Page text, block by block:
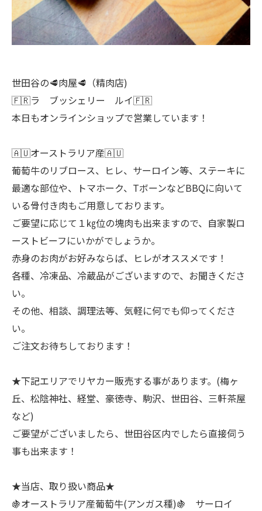
世田谷の🥩肉屋🥩（精肉店)
🇫🇷ラ ブッシェリー ルイ🇫🇷
本日もオンラインショップで営業しています！
🇦🇺オーストラリア産🇦🇺
葡萄牛のリブロース、ヒレ、サーロイン等、ステーキに
最適な部位や、トマホーク、TボーンなどBBQに向いて
いる骨付き肉もご用意しております。
ご要望に応じて１㎏位の塊肉も出来ますので、自家製ロ
ーストビーフにいかがでしょうか。
赤身のお肉がお好みならば、ヒレがオススメです！
各種、冷凍品、冷蔵品がございますので、お聞きくださ
い。
その他、相談、調理法等、気軽に何でも仰ってくださ
い。
ご注文お待ちしております！
★下記エリアでリヤカー販売する事があります。(梅ヶ
丘、松陰神社、経堂、豪徳寺、駒沢、世田谷、三軒茶屋
など)
ご要望がございましたら、世田谷区内でしたら直接伺う
事も出来ます！
★当店、取り扱い商品★
🍇オーストラリア産葡萄牛(アンガス種)🍇 サーロイ